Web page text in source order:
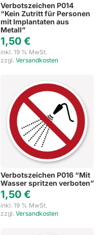
Verbotszeichen P014
“Kein Zutritt für Personen
mit Implantaten aus
Metall”
1,50 €
inkl. 19 % MwSt.
zzgl. Versandkosten
Verbotszeichen P016 “Mit
Wasser spritzen verboten”
1,50 €
inkl. 19 % MwSt.
zzgl. Versandkosten